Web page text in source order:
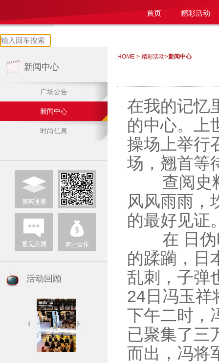
首页 精彩活动
新闻中心
广场公告
新闻中心
时尚信息
活动回顾
HOME > 精彩活动>新闻中心
在我的记忆
的中心。上
操场上举行
场，翘首等
查阅史料
风风雨雨，
的最好见证
在 日伪时
的蹂躏，日
乱刺，子弹
24日冯玉祥
下午二时，
已聚集了三
而出，冯将